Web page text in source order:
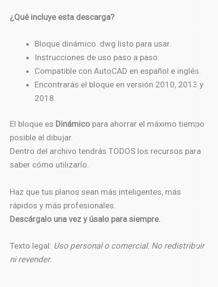
¿Qué incluye esta descarga?
Bloque dinámico .dwg listo para usar.
Instrucciones de uso paso a paso.
Compatible con AutoCAD en español e inglés.
Encontrarás el bloque en versión 2010, 2013 y
2018.
El bloque es Dinámico para ahorrar el máximo tiempo
posible al dibujar.
Dentro del archivo tendrás TODOS los recursos para
saber cómo utilizarlo.
Haz que tus planos sean más inteligentes, más
rápidos y más profesionales.
Descárgalo una vez y úsalo para siempre.
Texto legal: Uso personal o comercial. No redistribuir
ni revender.